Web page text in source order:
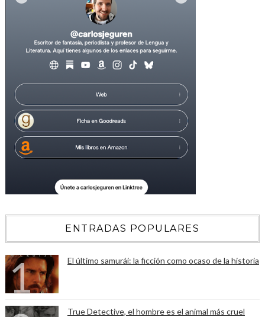
ENTRADAS POPULARES
El último samurái: la ficción como ocaso de la historia
True Detective, el hombre es el animal más cruel